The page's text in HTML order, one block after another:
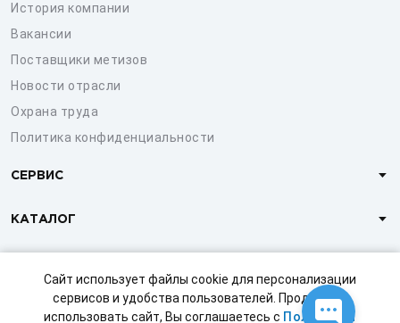
Сайт использует файлы cookie для персонализации
сервисов и удобства пользователей. Продолжая
использовать сайт, Вы соглашаетесь с Политикой
История компании
Вакансии
Поставщики метизов
Новости отрасли
Охрана труда
Политика конфиденциальности
СЕРВИС
КАТАЛОГ